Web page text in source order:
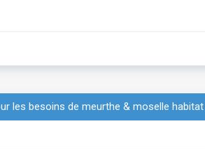
les besoins de meurthe & moselle habitat